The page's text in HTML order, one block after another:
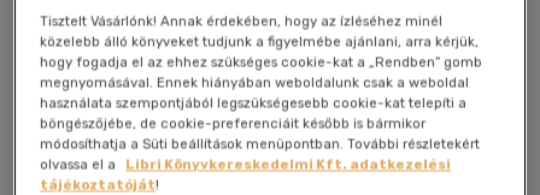
Antikvár könyv (3db)
Tisztelt Vásárlónk! Annak érdekében, hogy az ízléséhez minél
közelebb álló könyveket tudjunk a figyelmébe ajánlani, arra kérjük,
hogy fogadja el az ehhez szükséges cookie-kat a „Rendben” gomb
megnyomásával. Ennek hiányában weboldalunk csak a weboldal
használata szempontjából legszükségesebb cookie-kat telepíti a
böngészőjébe, de cookie-preferenciáit később is bármikor
módosíthatja a Süti beállítások menüpontban. További részletekért
olvassa el a
Libri Könyvkereskedelmi Kft. adatkezelési
tájékoztatóját!